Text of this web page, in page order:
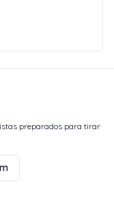
preparados para tirar